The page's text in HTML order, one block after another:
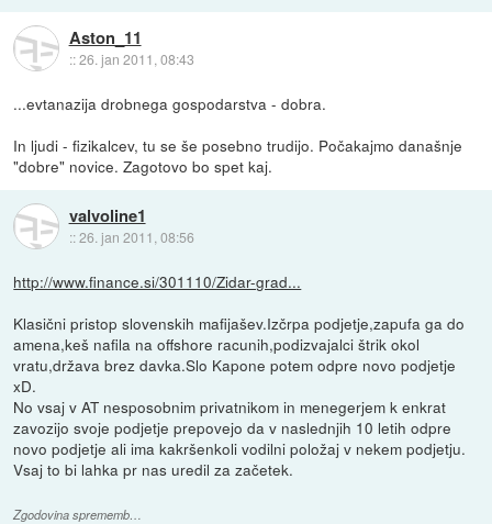
Aston_11
::26. jan 2011, 08:43
...evtanazija drobnega gospodarstva - dobra.
In ljudi - fizikalcev, tu se še posebno trudijo. Počakajmo današnje
"dobre" novice. Zagotovo bo spet kaj.
valvoline1
::26. jan 2011, 08:56
http://www.finance.si/301110/Zidar-grad...
Klasični pristop slovenskih mafijašev.Izčrpa podjetje,zapufa ga do
amena,keš nafila na offshore racunih,podizvajalci štrik okol
vratu,država brez davka.Slo Kapone potem odpre novo podjetje
xD.
No vsaj v AT nesposobnim privatnikom in menegerjem k enkrat
zavozijo svoje podjetje prepovejo da v naslednjih 10 letih odpre
novo podjetje ali ima kakršenkoli vodilni položaj v nekem podjetju.
Vsaj to bi lahka pr nas uredil za začetek.
Zgodovina sprememb…